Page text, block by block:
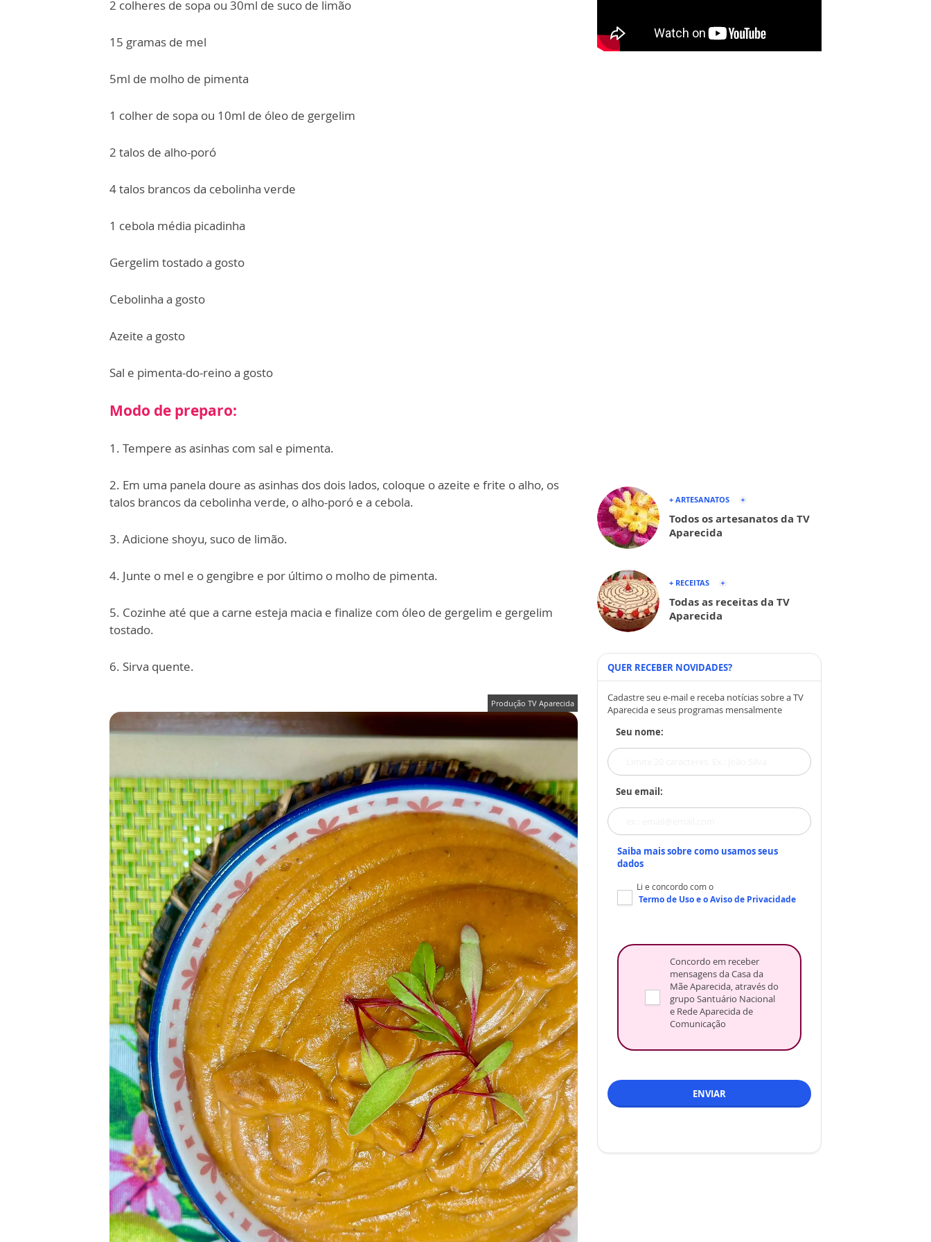
2 colheres de sopa ou 30ml de suco de limão
15 gramas de mel
5ml de molho de pimenta
1 colher de sopa ou 10ml de óleo de gergelim
2 talos de alho-poró
4 talos brancos da cebolinha verde
1 cebola média picadinha
Gergelim tostado a gosto
Cebolinha a gosto
Azeite a gosto
Sal e pimenta-do-reino a gosto
Modo de preparo:
1. Tempere as asinhas com sal e pimenta.
2. Em uma panela doure as asinhas dos dois lados, coloque o azeite e frite o alho, os
talos brancos da cebolinha verde, o alho-poró e a cebola.
3. Adicione shoyu, suco de limão.
4. Junte o mel e o gengibre e por último o molho de pimenta.
5. Cozinhe até que a carne esteja macia e finalize com óleo de gergelim e gergelim
tostado.
6. Sirva quente.
Produção TV Aparecida
+ ARTESANATOS
Todos os artesanatos da TV
Aparecida
+ RECEITAS
Todas as receitas da TV
Aparecida
QUER RECEBER NOVIDADES?
Cadastre seu e-mail e receba notícias sobre a TV
Aparecida e seus programas mensalmente
Seu nome:
Seu email:
Saiba mais sobre como usamos seus
dados
Li e concordo com o
Termo de Usoe oAviso de Privacidade
Concordo em receber
mensagens da Casa da
Mãe Aparecida, através do
grupo Santuário Nacional
e Rede Aparecida de
Comunicação
ENVIAR